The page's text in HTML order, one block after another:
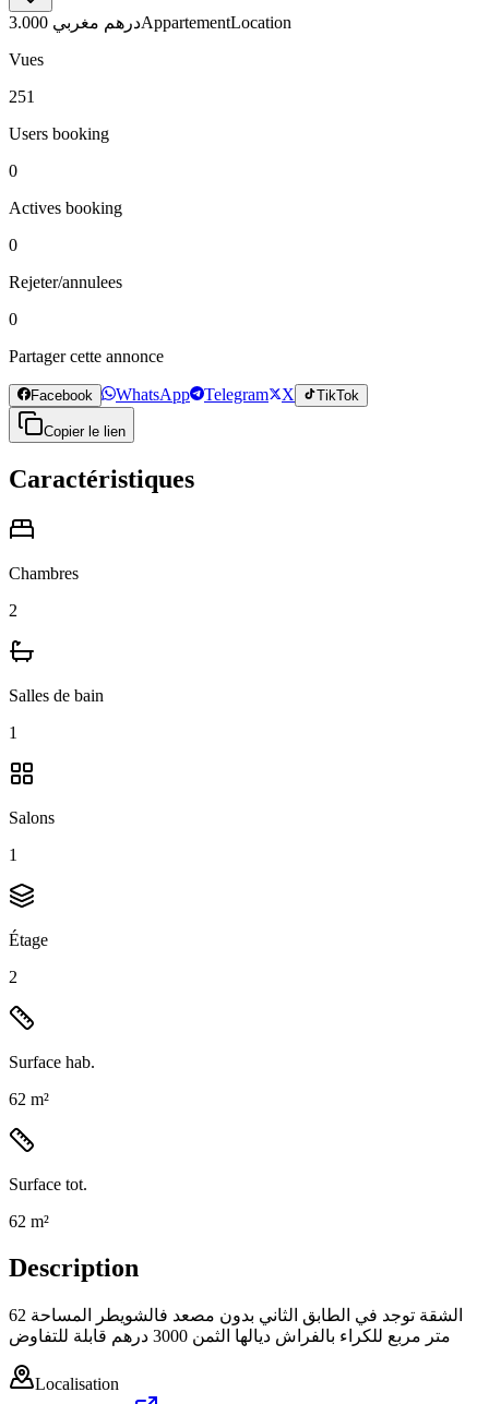
3.000 درهم مغربيAppartementLocation
Vues
251
Users booking
0
Actives booking
0
Rejeter/annulees
0
Partager cette annonce
Facebook WhatsApp Telegram X TikTok
Copier le lien
Caractéristiques
Chambres
2
Salles de bain
1
Salons
1
Étage
2
Surface hab.
62 m²
Surface tot.
62 m²
Description
الشقة توجد في الطابق الثاني بدون مصعد فالشويطر المساحة 62
متر مربع للكراء بالفراش ديالها الثمن 3000 درهم قابلة للتفاوض
Localisation